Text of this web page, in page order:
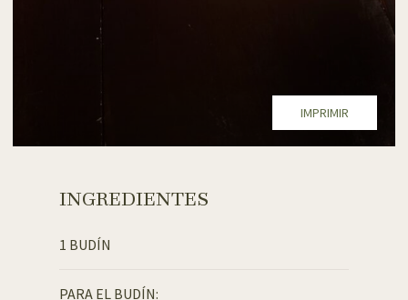
IMPRIMIR
INGREDIENTES
1 BUDÍN
PARA EL BUDÍN: